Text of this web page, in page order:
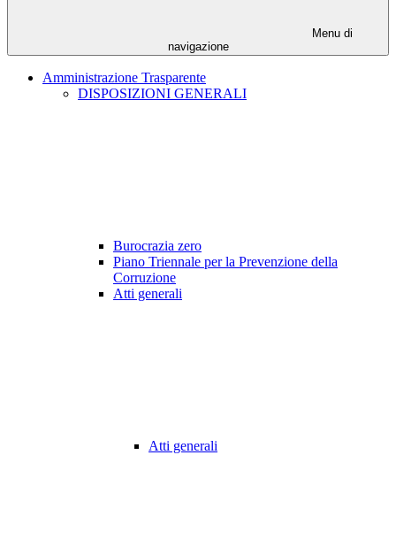
Menu di
navigazione
Amministrazione Trasparente
DISPOSIZIONI GENERALI
Burocrazia zero
Piano Triennale per la Prevenzione della
Corruzione
Atti generali
Atti generali